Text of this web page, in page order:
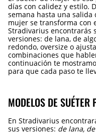
días con calidez y estilo.
semana hasta una
mujer se transforma con
Stradivarius encontrarás
versiones: de lana, de
redondo, oversize o
combinaciones que
continuación te
para que cada paso te
MODELOS DE SUÉTER
En Stradivarius
sus versiones: de lana,